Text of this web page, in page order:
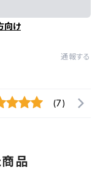
向け
通報する
(7)
品